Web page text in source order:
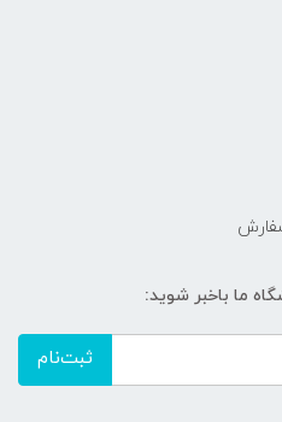
ما باخبر شوید:
ثبت‌نام